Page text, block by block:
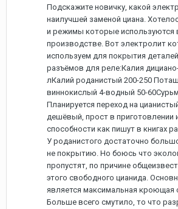
Подскажите новичку, какой
наилучшей заменой циана.
и режимы которые используются
производстве. Вот электролит
используем для покрытия
разъёмов для реле:Калия
лКалий роданистый 200-250
виннокислый 4-водный 50-
Планируется переход на
дешёвый, прост в приготовлении
способности как пишут в книгах
У роданистого достаточно
не покрытию. Но боюсь что
пропустят, по причине
этого свободного цианида.
является максимальная кроющая
Больше всего смутило, то что